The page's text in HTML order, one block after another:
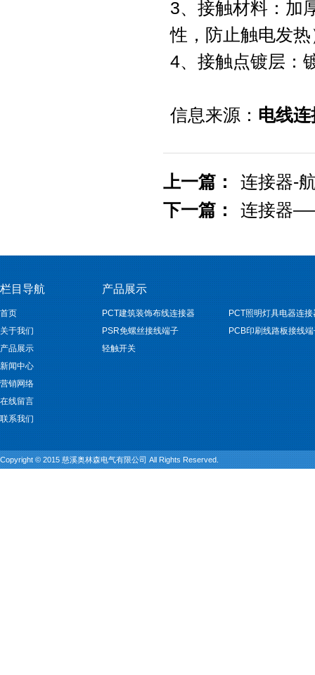
3、接触材料：加
性，防止触电发热
4、接触点镀层：
信息来源： 电线
上一篇：
连接器-
下一篇：
连接器
栏目导航
首页
关于我们
产品展示
新闻中心
营销网络
在线留言
联系我们
产品展示
PCT建筑装饰布线连接器
PCT照明灯具电器连接
PSR免螺丝接线端子
PCB印刷线路板接线
轻触开关
Copyright © 2015 慈溪奥林森电气有限公司 All Rights Reserved.